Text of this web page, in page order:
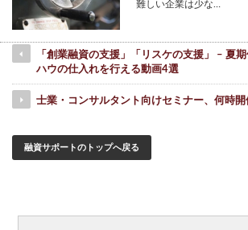
難しい企業は少な…
「創業融資の支援」「リスケの支援」 – 夏
ハウの仕入れを行える動画4選
士業・コンサルタント向けセミナー、何時開
融資サポートのトップへ戻る